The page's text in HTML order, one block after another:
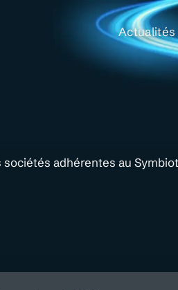
Actualités
adhérentes au